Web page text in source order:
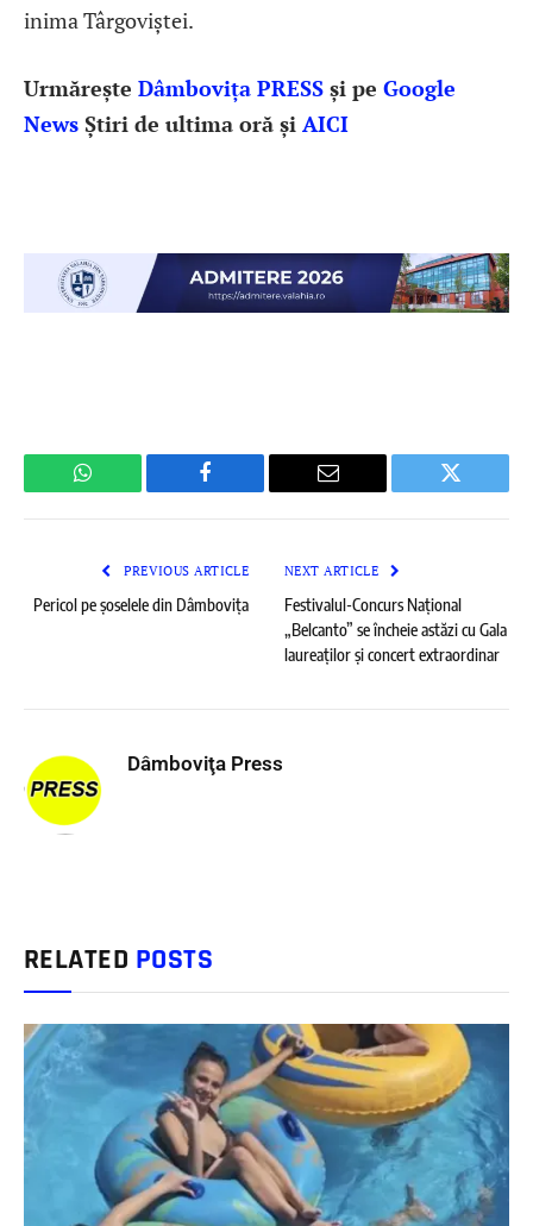
inima Târgoviștei.
Urmărește Dâmbovița PRESS și pe Google
News Știri de ultima oră și AICI
WhatsApp Facebook Email Twitter
PREVIOUS ARTICLE
Pericol pe șoselele din Dâmbovița
NEXT ARTICLE
Festivalul-Concurs Național
„Belcanto” se încheie astăzi cu Gala
laureaților și concert extraordinar
Dâmboviţa Press
RELATED POSTS